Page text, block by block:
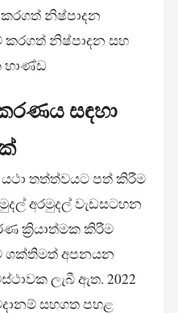
නිෂ්පාදන
නිෂ්පාදන සහ
භාණ්ඩ
සඳහා
තත්ත්වයට පත් කිරීම
අරමුදල් වැඩසටහන
ක්‍රියාත්මක කිරීම
ශක්තිමත් අපනයන
ලැබී ඇත. 2022
සහගත පහළ